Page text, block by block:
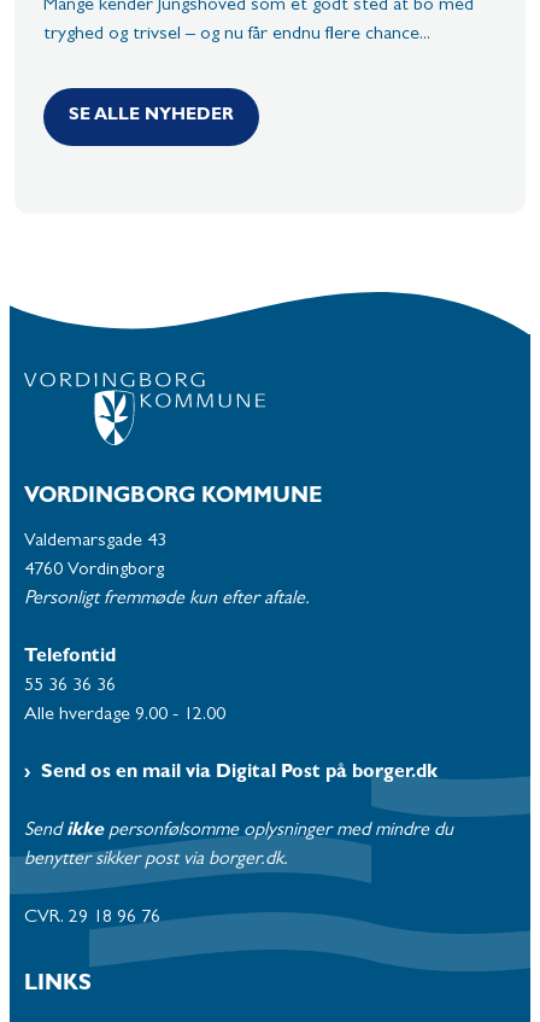
Mange kender Jungshoved som et godt sted at bo med
tryghed og trivsel – og nu får endnu flere chance...
SE ALLE NYHEDER
VORDINGBORG KOMMUNE
Valdemarsgade 43
4760 Vordingborg
Personligt fremmøde kun efter aftale.
Telefontid
55 36 36 36
Alle hverdage 9.00 - 12.00
Send os en mail via Digital Post på borger.dk
Send ikke personfølsomme oplysninger med mindre du
benytter sikker post via borger.dk.
CVR. 29 18 96 76
LINKS